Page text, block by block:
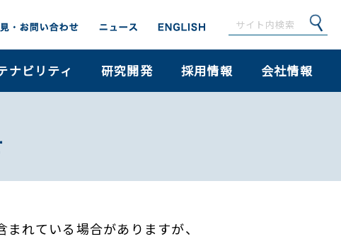
ナビリティ 研究開発 採用情報 会社情報
れている場合がありますが、